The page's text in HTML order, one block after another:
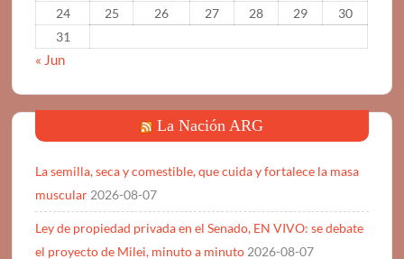
24
25 26 27 28 29
30
31
« Jun
La Nación ARG
La semilla, seca y comestible, que cuida y fortalece la masa
muscular 2026-08-07
Ley de propiedad privada en el Senado, EN VIVO: se debate
el proyecto de Milei, minuto a minuto 2026-08-07